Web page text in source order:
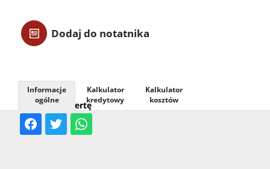
Dodaj do notatnika
Udostępnij ofertę
Informacje
ogólne
Kalkulator
kredytowy
Kalkulator
kosztów